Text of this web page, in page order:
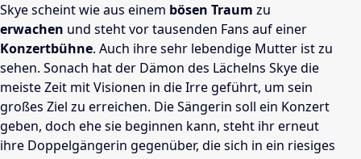
Skye scheint wie aus einem bösen Traum zu
erwachen und steht vor tausenden Fans auf einer
Konzertbühne. Auch ihre sehr lebendige Mutter ist zu
sehen. Sonach hat der Dämon des Lächelns Skye die
meiste Zeit mit Visionen in die Irre geführt, um sein
großes Ziel zu erreichen. Die Sängerin soll ein Konzert
geben, doch ehe sie beginnen kann, steht ihr erneut
ihre Doppelgängerin gegenüber, die sich in ein riesiges